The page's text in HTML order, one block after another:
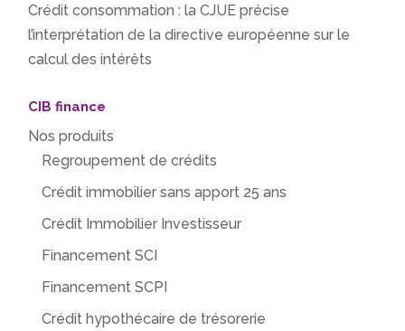
Crédit consommation : la CJUE précise
l’interprétation de la directive européenne sur le
calcul des intérêts
CIB finance
Nos produits
Regroupement de crédits
Crédit immobilier sans apport 25 ans
Crédit Immobilier Investisseur
Financement SCI
Financement SCPI
Crédit hypothécaire de trésorerie